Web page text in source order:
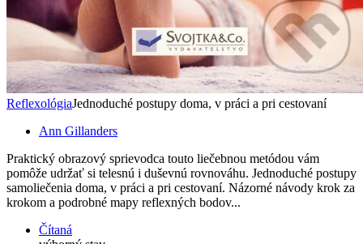
ReflexológiaJednoduché postupy doma, v práci a pri cestovaní
Ann Gillanders
Praktický obrazový sprievodca touto liečebnou metódou vám
pomôže udržať si telesnú i duševnú rovnováhu. Jednoduché postupy
samoliečenia doma, v práci a pri cestovaní. Názorné návody krok za
krokom a podrobné mapy reflexných bodov...
Čítaná